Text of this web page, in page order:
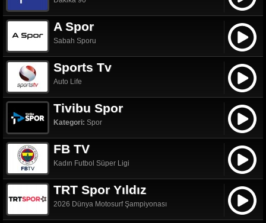
A Spor
Sabah Sporu
Sports Tv
Auto Life
Tivibu Spor
Kategori: Spor
FB TV
Kadın Futbol Süper Ligi
TRT Spor Yıldız
2026 Dünya Motosurf Şampiyonası